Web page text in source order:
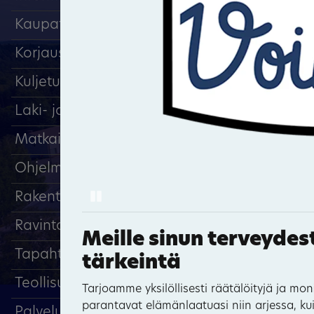
Kaupat
Korjaus ja huolto
Kuljetuspalvelut
Laki- ja tilitoimistopalvelut
Matkailu, majoitus
Ohjelmapalvelut
Rakentaminen
Ravintolat ja kahvilat
Tapahtumat
Teollisuus
Meille sinun
tärkeintä
Tarjoamme yksilöllisesti räätälöityjä ja
parantavat elämänlaatuasi niin arjessa,